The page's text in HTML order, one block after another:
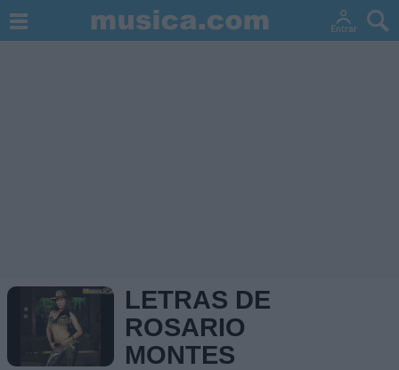
LETRAS DE
ROSARIO
MONTES